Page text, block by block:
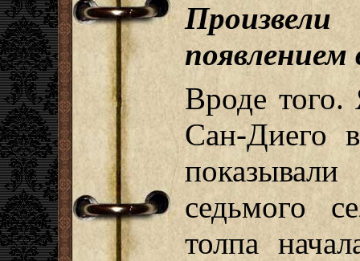
появлением
Вроде
Сан-Диего
седьмого
толпа